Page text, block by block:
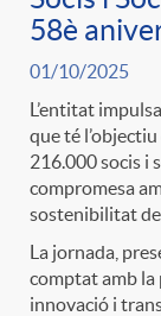
58è
01/10/2025
L’entitat
que té
216.000 socis i
compromesa
sostenibilitat
La jornada,
comptat amb la
innovació i